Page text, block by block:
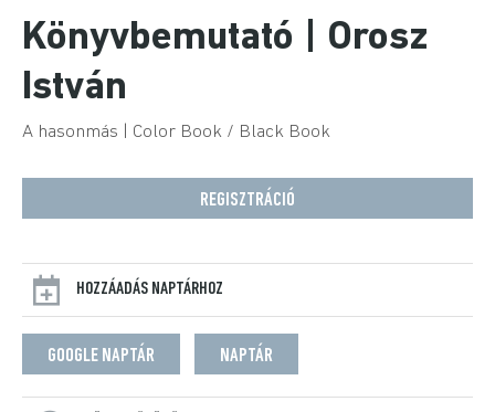
Könyvbemutató | Orosz
István
A hasonmás | Color Book / Black Book
REGISZTRÁCIÓ
HOZZÁADÁS NAPTÁRHOZ
GOOGLE NAPTÁR NAPTÁR